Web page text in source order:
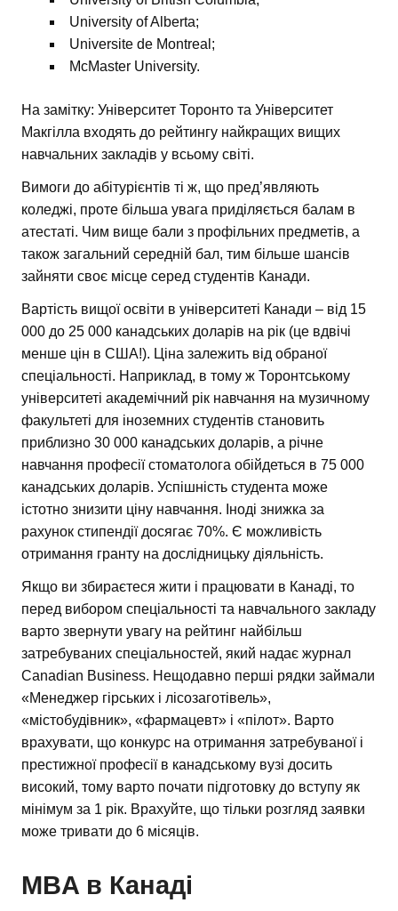
University of Alberta;
Universite de Montreal;
McMaster University.
На замітку: Університет Торонто та Університет
Макгілла входять до рейтингу найкращих вищих
навчальних закладів у всьому світі.
Вимоги до абітурієнтів ті ж, що пред’являють
коледжі, проте більша увага приділяється балам в
атестаті. Чим вище бали з профільних предметів, а
також загальний середній бал, тим більше шансів
зайняти своє місце серед студентів Канади.
Вартість вищої освіти в університеті Канади – від 15
000 до 25 000 канадських доларів на рік (це вдвічі
менше цін в США!). Ціна залежить від обраної
спеціальності. Наприклад, в тому ж Торонтському
університеті академічний рік навчання на музичному
факультеті для іноземних студентів становить
приблизно 30 000 канадських доларів, а річне
навчання професії стоматолога обійдеться в 75 000
канадських доларів. Успішність студента може
істотно знизити ціну навчання. Іноді знижка за
рахунок стипендії досягає 70%. Є можливість
отримання гранту на дослідницьку діяльність.
Якщо ви збираєтеся жити і працювати в Канаді, то
перед вибором спеціальності та навчального закладу
варто звернути увагу на рейтинг найбільш
затребуваних спеціальностей, який надає журнал
Canadian Business. Нещодавно перші рядки займали
«Менеджер гірських і лісозаготівель»,
«містобудівник», «фармацевт» і «пілот». Варто
врахувати, що конкурс на отримання затребуваної і
престижної професії в канадському вузі досить
високий, тому варто почати підготовку до вступу як
мінімум за 1 рік. Врахуйте, що тільки розгляд заявки
може тривати до 6 місяців.
MBA в Канаді